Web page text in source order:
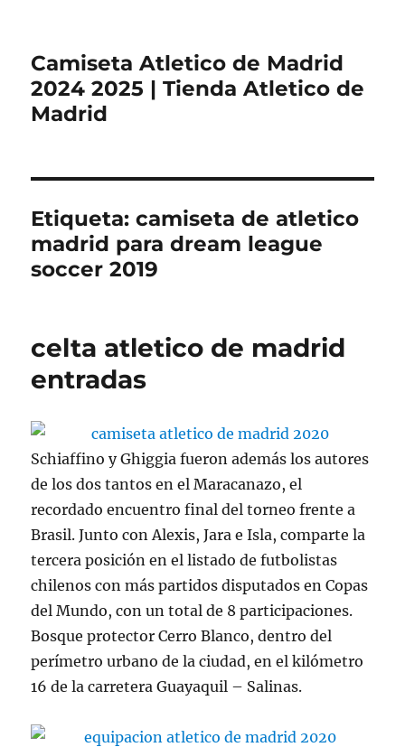
Camiseta Atletico de Madrid
2024 2025 | Tienda Atletico de
Madrid
Etiqueta:camiseta de atletico
madrid para dream league
soccer 2019
celta atletico de madrid
entradas
Schiaffino y Ghiggia fueron además los autores
de los dos tantos en el Maracanazo, el
recordado encuentro final del torneo frente a
Brasil. Junto con Alexis, Jara e Isla, comparte la
tercera posición en el listado de futbolistas
chilenos con más partidos disputados en Copas
del Mundo, con un total de 8 participaciones.
Bosque protector Cerro Blanco, dentro del
perímetro urbano de la ciudad, en el kilómetro
16 de la carretera Guayaquil – Salinas.